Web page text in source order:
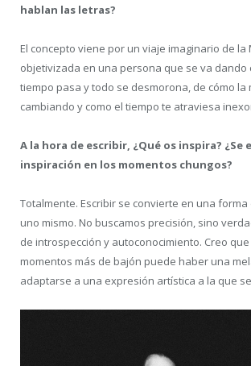
hablan las letras?
El concepto viene por un viaje imaginario de la
objetivizada en una persona que se va dando
tiempo pasa y todo se desmorona, de cómo la
cambiando y como el tiempo te atraviesa
A la hora de escribir, ¿Qué os inspira? ¿Se
inspiración en los momentos chungos?
Totalmente. Escribir se convierte en una
uno mismo. No buscamos precisión, sino
de introspección y autoconocimiento. Creo
momentos más de bajón puede haber una
adaptarse a una expresión artística a la que